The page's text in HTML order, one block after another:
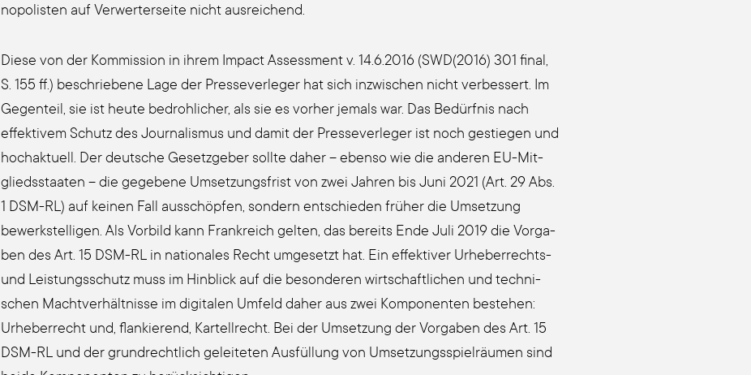
no­po­lis­ten auf Ver­wer­ter­sei­te nicht aus­rei­chend.
Die­se von der Kom­mis­si­on in ihrem Impact Assess­ment v. 14.6.2016 (SWD(2016) 301 final,
S. 155 ff.) beschrie­be­ne Lage der Pres­se­ver­le­ger hat sich inzwi­schen nicht ver­bes­sert. Im
Gegen­teil, sie ist heu­te bedroh­li­cher, als sie es vor­her jemals war. Das Bedürfnis nach
effek­ti­vem Schutz des Jour­na­lis­mus und damit der Pres­se­ver­le­ger ist noch gestie­gen und
hoch­ak­tu­ell. Der deut­sche Gesetz­ge­ber soll­te daher – eben­so wie die ande­ren EU-Mit­
glieds­staa­ten – die gege­be­ne Umset­zungs­frist von zwei Jah­ren bis Juni 2021 (Art. 29 Abs.
1 DSM-RL) auf kei­nen Fall aus­schöp­fen, son­dern ent­schie­den früher die Umset­zung
bewerk­stel­li­gen. Als Vor­bild kann Frank­reich gel­ten, das bereits Ende Juli 2019 die Vor­ga­
ben des Art. 15 DSM-RL in natio­na­les Recht umge­setzt hat. Ein effek­ti­ver Urhe­ber­rechts-
und Leis­tungs­schutz muss im Hin­blick auf die beson­de­ren wirt­schaft­li­chen und tech­ni­
schen Macht­ver­hält­nis­se im digi­ta­len Umfeld daher aus zwei Kom­po­nen­ten bestehen:
Urhe­ber­recht und, flan­kie­rend, Kar­tell­recht. Bei der Umset­zung der Vor­ga­ben des Art. 15
DSM-RL und der grund­recht­lich gelei­te­ten Ausfüllung von Umset­zungs­spiel­räu­men sind